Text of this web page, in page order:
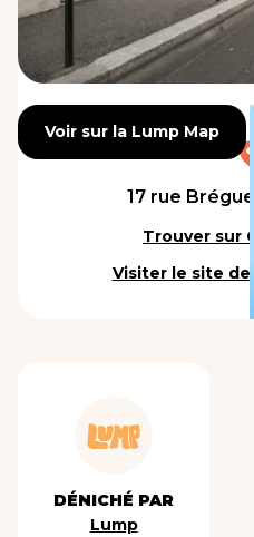
Voir sur la Lump Map
Voir sur la Lump Map
17 rue
Trouver sur
Visiter le site
DÉNICHÉ PAR
Lump